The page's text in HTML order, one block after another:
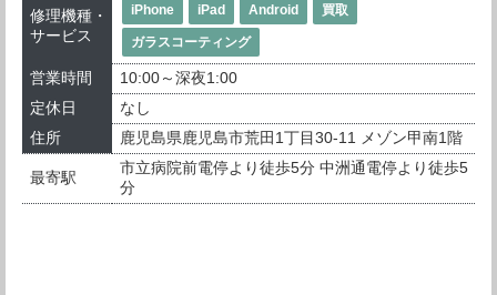
修理機種・
サービス
iPhone iPad Android 買取
ガラスコーティング
営業時間
10:00～深夜1:00
定休日
なし
住所
鹿児島県鹿児島市荒田1丁目30-11 メゾン甲南1階
最寄駅
市立病院前電停より徒歩5分 中洲通電停より徒歩5
分